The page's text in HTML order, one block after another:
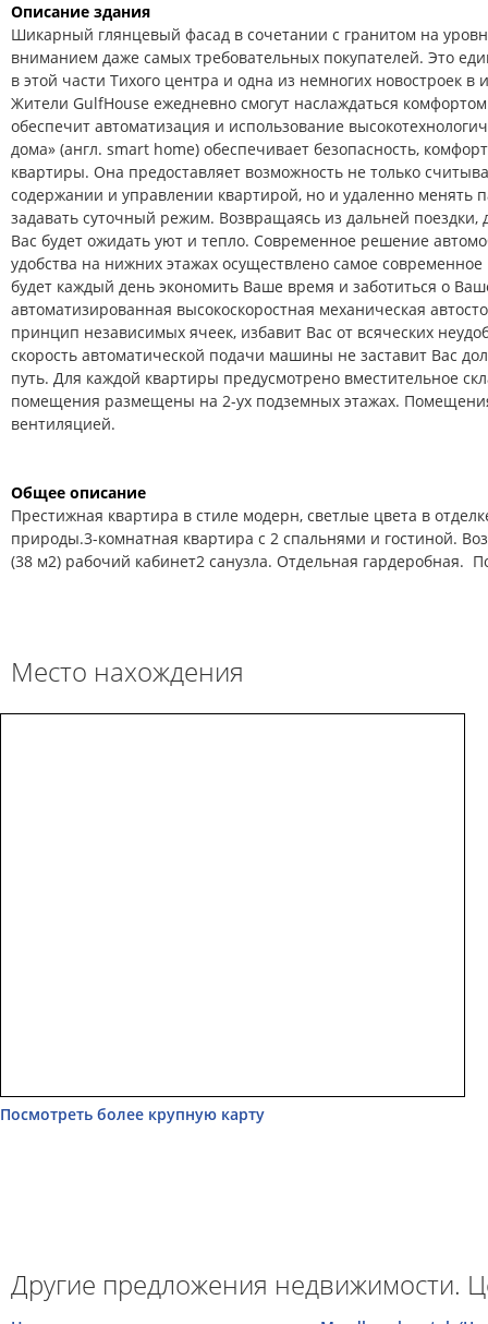
Описание здания
Шикарный глянцевый фасад в сочетании с гранитом на
вниманием даже самых требовательных покупателей. Это
в этой части Тихого центра и одна из немногих новостроек в
Жители GulfHouse ежедневно смогут наслаждаться
обеспечит автоматизация и использование
дома» (англ. smart home) обеспечивает безопасность,
квартиры. Она предоставляет возможность не только
содержании и управлении квартирой, но и удаленно менять
задавать суточный режим. Возвращаясь из дальней
Вас будет ожидать уют и тепло. Современное решение
удобства на нижних этажах осуществлено самое
будет каждый день экономить Ваше время и заботиться о
автоматизированная высокоскоростная механическая
принцип независимых ячеек, избавит Вас от всяческих
скорость автоматической подачи машины не заставит Вас
путь. Для каждой квартиры предусмотрено вместительное
помещения размещены на 2-ух подземных этажах.
вентиляцией.
Общее описание
Престижная квартира в стиле модерн, светлые цвета в
природы.3-комнатная квартира с 2 спальнями и гостиной.
(38 м2) рабочий кабинет2 санузла. Отдельная гардеробная.
Место нахождения
Посмотреть более крупную карту
Другие предложения недвижимости.